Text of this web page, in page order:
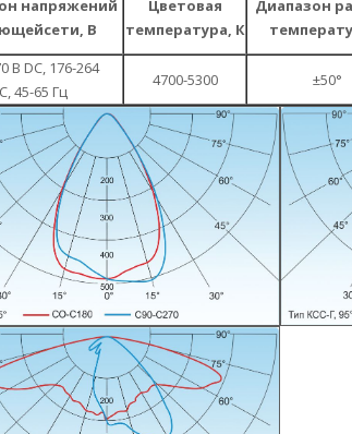
напряжений
В
Цветовая
температура, К
Диапазон
В DC, 176-264
45-65 Гц
4700-5300 ±50°